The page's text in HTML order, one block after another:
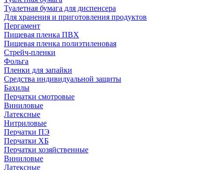
Туалетная бумага для диспенсера
Для хранения и приготовления продуктов
Пергамент
Пищевая пленка ПВХ
Пищевая пленка полиэтиленовая
Стрейч-пленки
Фольга
Пленки для запайки
Средства индивидуальной защиты
Бахилы
Перчатки смотровые
Виниловые
Латексные
Нитриловые
Перчатки ПЭ
Перчатки ХБ
Перчатки хозяйственные
Виниловые
Латексные